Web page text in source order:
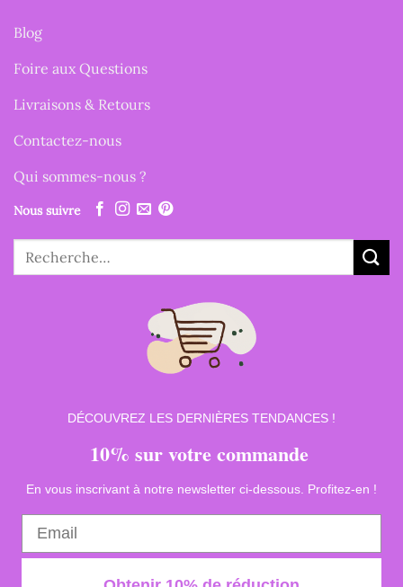
Blog
Foire aux Questions
Livraisons & Retours
Contactez-nous
Qui sommes-nous ?
Nous suivre
Recherche
pour :
DÉCOUVREZ LES DERNIÈRES TENDANCES !
10% sur votre commande
En vous inscrivant à notre newsletter ci-dessous. Profitez-en !